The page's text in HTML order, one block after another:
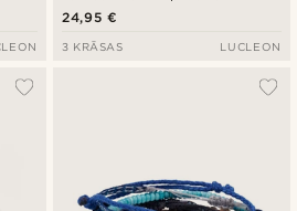
24,95 €
3 KRĀSAS LUCLEON